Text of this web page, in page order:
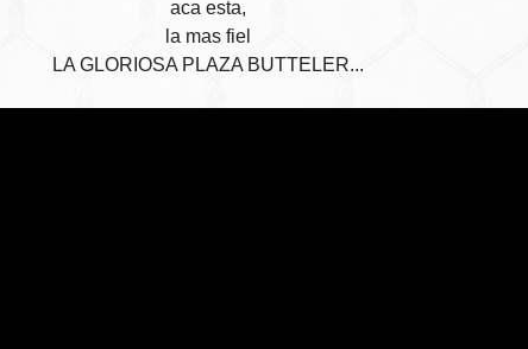
aca esta,
la mas fiel
LA GLORIOSA PLAZA BUTTELER...